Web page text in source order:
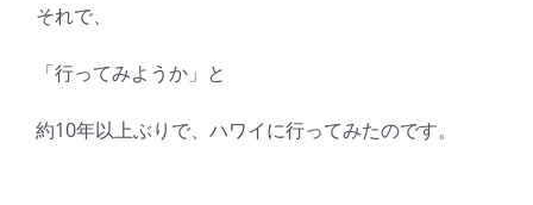
それで、
「行ってみようか」と
約10年以上ぶりで、ハワイに行ってみたのです。